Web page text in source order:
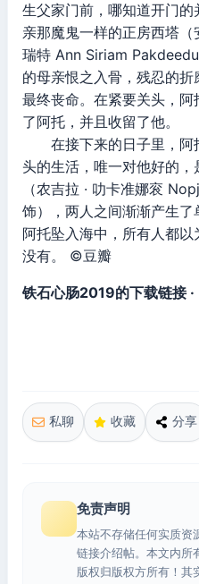
生父家门前，哪知道开门
亲那魔鬼一样的正房西塔（
瑞特 Ann Siriam
的母亲恨之入骨，残忍的
最终丧命。在紧要关头，
了阿托，并且收留了他。
在接下来的日子里，阿
头的生活，唯一对他好的
（农吉拉 · 叻卡准娜衮
饰），两人之间渐渐产生了
阿托坠入海中，所有人都
没有。 ©豆瓣
铁石心肠2019的下载链接 · ·
私聊 收藏 分享
免责声明
本站不存储任何实质资
链接介绍帖。本文内所
版权归版权方所有！其